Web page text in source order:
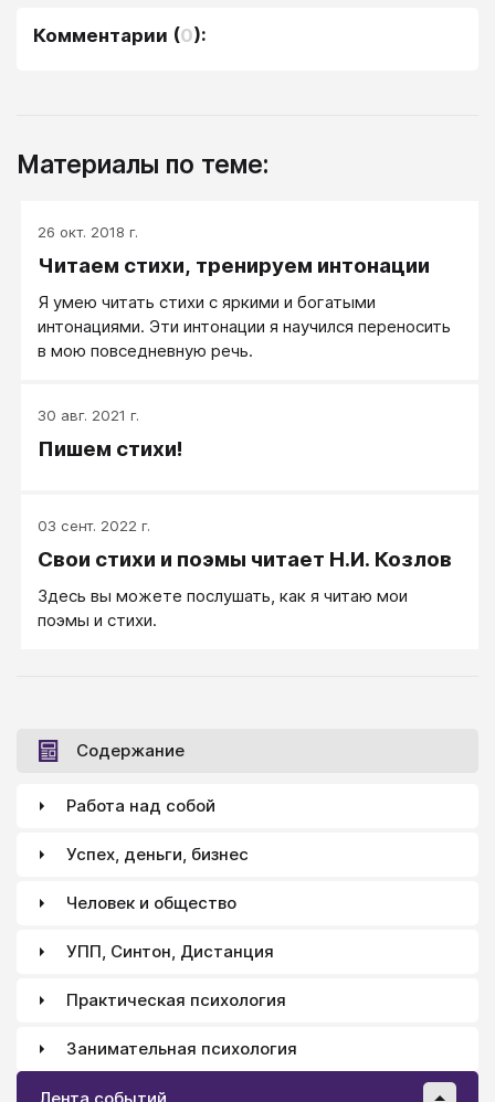
Комментарии (0):
Материалы по теме:
26 окт. 2018 г.
Читаем стихи, тренируем интонации
Я умею читать стихи с яркими и богатыми
интонациями. Эти интонации я научился переносить
в мою повседневную речь.
30 авг. 2021 г.
Пишем стихи!
03 сент. 2022 г.
Свои стихи и поэмы читает Н.И. Козлов
Здесь вы можете послушать, как я читаю мои
поэмы и стихи.
Содержание
Работа над собой
Успех, деньги, бизнес
Человек и общество
УПП, Синтон, Дистанция
Практическая психология
Занимательная психология